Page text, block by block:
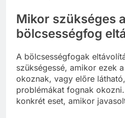
Mikor szükséges a
bölcsességfog
A bölcsességfogak
szükségessé, amikor ezek
okoznak, vagy előre
problémákat fognak
konkrét eset, amikor